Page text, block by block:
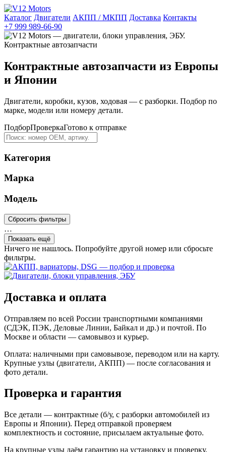
Каталог Двигатели АКПП / МКПП Доставка Контакты
+7 999 989-66-90
Контрактные автозапчасти из Европы
и Японии
Двигатели, коробки, кузов, ходовая — с разборки. Подбор по
марке, модели или номеру детали.
ПодборПроверкаГотово к отправке
Категория
Марка
Модель
Сбросить фильтры
…
Показать ещё
Ничего не нашлось. Попробуйте другой номер или сбросьте
фильтры.
Доставка и оплата
Отправляем по всей России транспортными компаниями
(СДЭК, ПЭК, Деловые Линии, Байкал и др.) и почтой. По
Москве и области — самовывоз и курьер.
Оплата: наличными при самовывозе, переводом или на карту.
Крупные узлы (двигатели, АКПП) — после согласования и
фото детали.
Проверка и гарантия
Все детали — контрактные (б/у, с разборки автомобилей из
Европы и Японии). Перед отправкой проверяем
комплектность и состояние, присылаем актуальные фото.
На крупные узлы даём гарантию на установку и проверку.